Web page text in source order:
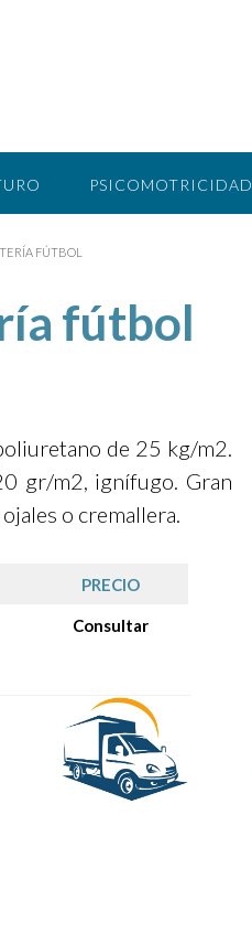
PSICOMOTRICIDAD
FÚTBOL
fútbol
de 25 kg/m2.
gr/m2, ignífugo. Gran
o cremallera.
PRECIO
Consultar